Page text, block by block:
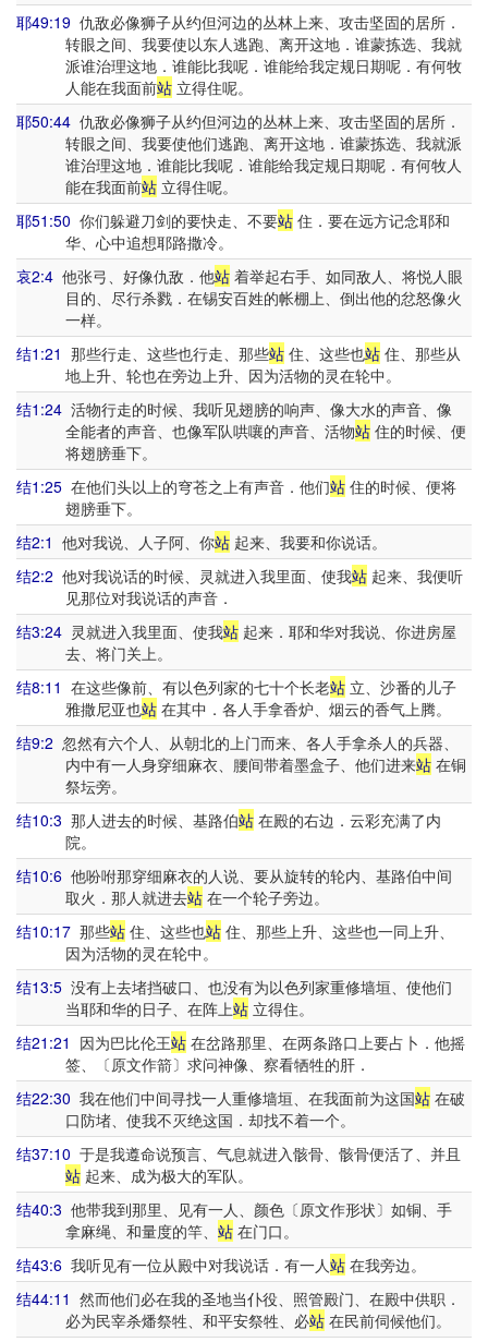
耶49:19 仇敌必像狮子从约但河边的丛林上来、攻击坚固的居所．
转眼之间、我要使以东人逃跑、离开这地．谁蒙拣选、我就
派谁治理这地．谁能比我呢．谁能给我定规日期呢．有何牧
人能在我面前站立得住呢。
耶50:44 仇敌必像狮子从约但河边的丛林上来、攻击坚固的居所．
转眼之间、我要使他们逃跑、离开这地．谁蒙拣选、我就派
谁治理这地．谁能比我呢．谁能给我定规日期呢．有何牧人
能在我面前站立得住呢。
耶51:50 你们躲避刀剑的要快走、不要站 住．要在远方记念耶和
华、心中追想耶路撒冷。
哀2:4 他张弓、好像仇敌．他站 着举起右手、如同敌人、将悦人眼
目的、尽行杀戮．在锡安百姓的帐棚上、倒出他的忿怒像火
一样。
结1:21 那些行走、这些也行走、那些站 住、这些也站 住、那些从
地上升、轮也在旁边上升、因为活物的灵在轮中。
结1:24 活物行走的时候、我听见翅膀的响声、像大水的声音、像
全能者的声音、也像军队哄嚷的声音、活物站住的时候、便
将翅膀垂下。
结1:25 在他们头以上的穹苍之上有声音．他们站 住的时候、便将
翅膀垂下。
结2:1 他对我说、人子阿、你站 起来、我要和你说话。
结2:2 他对我说话的时候、灵就进入我里面、使我站 起来、我便听
见那位对我说话的声音．
结3:24 灵就进入我里面、使我站 起来．耶和华对我说、你进房屋
去、将门关上。
结8:11 在这些像前、有以色列家的七十个长老站 立、沙番的儿子
雅撒尼亚也站在其中．各人手拿香炉、烟云的香气上腾。
结9:2 忽然有六个人、从朝北的上门而来、各人手拿杀人的兵器、
内中有一人身穿细麻衣、腰间带着墨盒子、他们进来站在铜
祭坛旁。
结10:3 那人进去的时候、基路伯站 在殿的右边．云彩充满了内
院。
结10:6 他吩咐那穿细麻衣的人说、要从旋转的轮内、基路伯中间
取火．那人就进去站在一个轮子旁边。
结10:17 那些站 住、这些也站 住、那些上升、这些也一同上升、
因为活物的灵在轮中。
结13:5 没有上去堵挡破口、也没有为以色列家重修墙垣、使他们
当耶和华的日子、在阵上站立得住。
结21:21 因为巴比伦王站 在岔路那里、在两条路口上要占卜．他摇
签、〔原文作箭〕求问神像、察看牺牲的肝．
结22:30 我在他们中间寻找一人重修墙垣、在我面前为这国站 在破
口防堵、使我不灭绝这国．却找不着一个。
结37:10 于是我遵命说预言、气息就进入骸骨、骸骨便活了、并且
站起来、成为极大的军队。
结40:3 他带我到那里、见有一人、颜色〔原文作形状〕如铜、手
拿麻绳、和量度的竿、 站在门口。
结43:6 我听见有一位从殿中对我说话．有一人站 在我旁边。
结44:11 然而他们必在我的圣地当仆役、照管殿门、在殿中供职．
必为民宰杀燔祭牲、和平安祭牲、必站在民前伺候他们。